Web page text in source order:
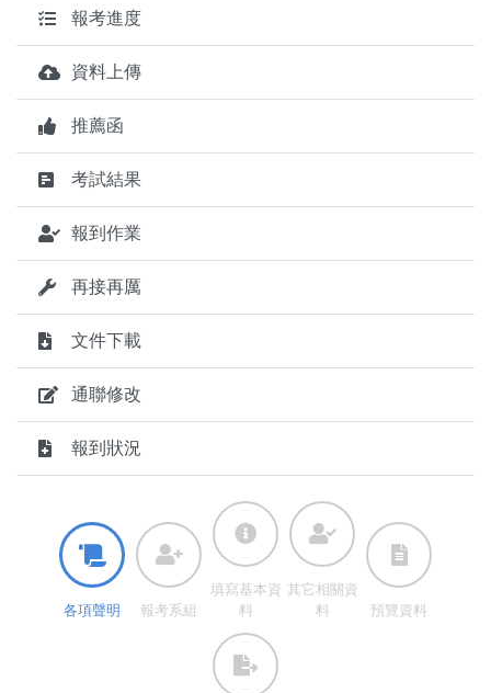
報考進度
資料上傳
推薦函
考試結果
報到作業
再接再厲
文件下載
通聯修改
報到狀況
各項聲明 報考系組
填寫基本資
料
其它相關資
料
預覽資料